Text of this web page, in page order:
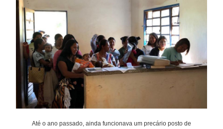
Até o ano passado, ainda funcionava um precário posto de